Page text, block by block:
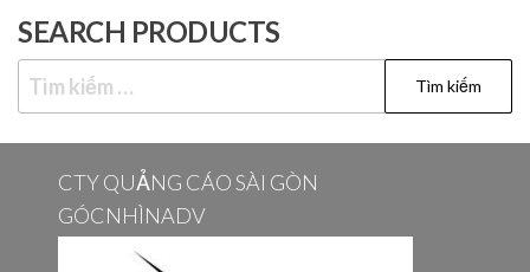
SEARCH PRODUCTS
Tìm
kiếm
cho:
CTY QUẢNG CÁO SÀI GÒN
GÓCNHÌNADV